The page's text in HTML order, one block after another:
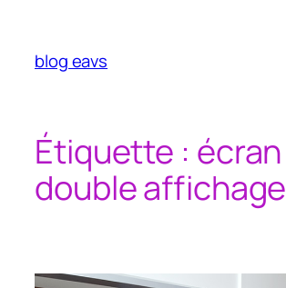
contenu
blog eavs
Étiquette : écran
double affichage